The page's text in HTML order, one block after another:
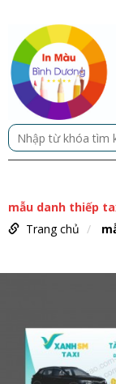
mẫu danh thiếp
Trang chủ